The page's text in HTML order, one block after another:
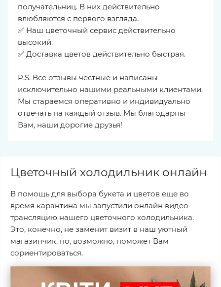
получательниц. В них действительно
влюбляются с первого взгляда.
✅ Наш цветочный сервис действительно
высокий.
✅ Доставка цветов действительно быстрая.
P.S. Все отзывы честные и написаны
исключительно нашими реальными клиентами.
Мы стараемся оперативно и индивидуально
отвечать на каждый отзыв. Мы благодарны
Вам, наши дорогие друзья!
Цветочный холодильник онлайн
В помощь для выбора букета и цветов еще во
время карантина мы запустили онлайн видео-
трансляцию нашего цветочного холодильника.
Это, конечно, не заменит визит в наш уютный
магазинчик, но, возможно, поможет Вам
сориентироваться.